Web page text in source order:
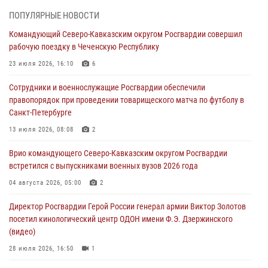
В Нижнем Новгороде состоялось Всероссийское совещание-
семинар по вопросам развития вневедомственной охраны
06 августа 2026, 14:47 10 1
В Брянске сотрудники и военнослужащие Росгвардии почтили
память Героя России Олега Визнюка
В кинологическом центре Уральского округа Росгвардии почтили
память товарищей, погибших при исполнении воинского долга
В Центральном округе Росгвардии прошли мероприятия к
108‑летию генерала армии И.К. Яковлева
06 августа 2026, 13:24
ПОПУЛЯРНЫЕ НОВОСТИ
Командующий Северо-Кавказским округом Росгвардии совершил
рабочую поездку в Чеченскую Республику
23 июля 2026, 16:10 6
Сотрудники и военнослужащие Росгвардии обеспечили
правопорядок при проведении товарищеского матча по футболу в
Санкт-Петербурге
13 июля 2026, 08:08 2
Врио командующего Северо-Кавказским округом Росгвардии
встретился с выпускниками военных вузов 2026 года
04 августа 2026, 05:00 2
Директор Росгвардии Герой России генерал армии Виктор Золотов
посетил кинологический центр ОДОН имени Ф.Э. Дзержинского
(видео)
28 июля 2026, 16:50 1